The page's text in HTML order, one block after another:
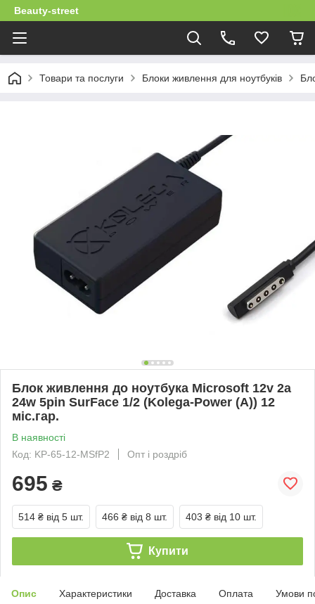
Beauty-street
Товари та послуги Блоки живлення для ноутбуків
Блок живлення до ноутбука Microsoft 12v 2a
24w 5pin SurFace 1/2 (Kolega-Power (A)) 12
міс.гар.
В наявності
Код: KP-65-12-MSfP2
Опт і роздріб
695 ₴
514 ₴ від 5 шт. 466 ₴ від 8 шт. 403 ₴ від 10 шт.
Купити
Опис Характеристики Доставка Оплата Умови